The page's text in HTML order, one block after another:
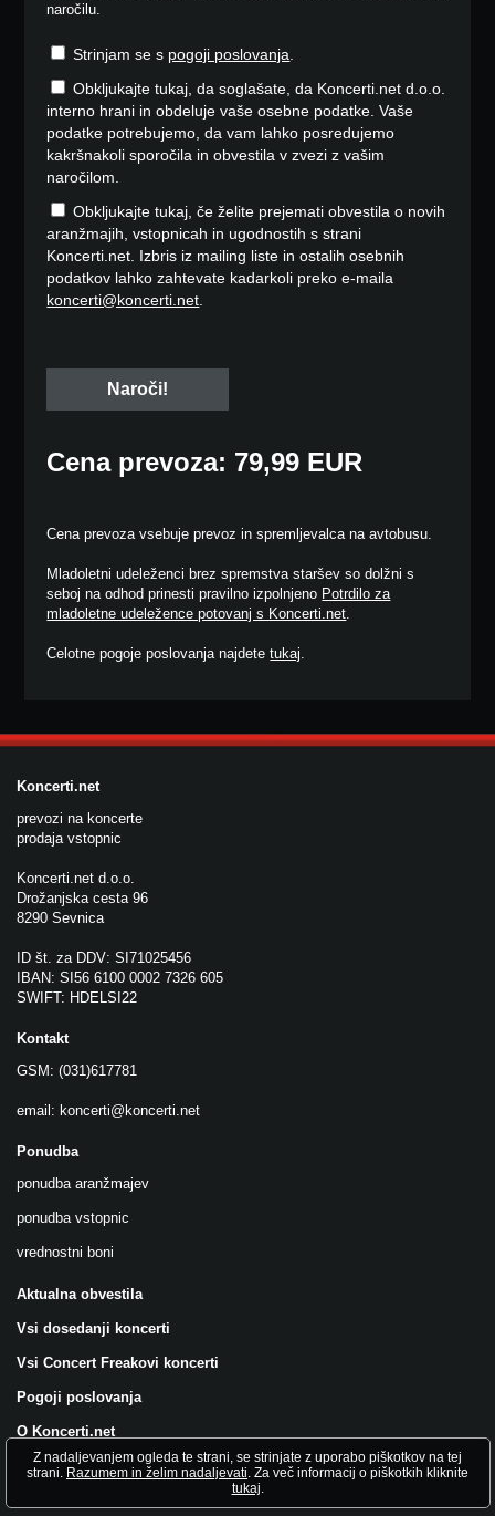
naročilu.
Strinjam se s pogoji poslovanja.
Obkljukajte tukaj, da soglašate, da Koncerti.net d.o.o.
interno hrani in obdeluje vaše osebne podatke. Vaše
podatke potrebujemo, da vam lahko posredujemo
kakršnakoli sporočila in obvestila v zvezi z vašim
naročilom.
Obkljukajte tukaj, če želite prejemati obvestila o novih
aranžmajih, vstopnicah in ugodnostih s strani
Koncerti.net. Izbris iz mailing liste in ostalih osebnih
podatkov lahko zahtevate kadarkoli preko e-maila
koncerti@koncerti.net.
Cena prevoza: 79,99 EUR
Cena prevoza vsebuje prevoz in spremljevalca na avtobusu.
Mladoletni udeleženci brez spremstva staršev so dolžni s
seboj na odhod prinesti pravilno izpolnjeno Potrdilo za
mladoletne udeležence potovanj s Koncerti.net.
Celotne pogoje poslovanja najdetetukaj.
Koncerti.net
prevozi na koncerte
prodaja vstopnic
Koncerti.net d.o.o.
Drožanjska cesta 96
8290 Sevnica
ID št. za DDV: SI71025456
IBAN: SI56 6100 0002 7326 605
SWIFT: HDELSI22
Kontakt
GSM: (031)617781
email: koncerti@koncerti.net
Ponudba
ponudba aranžmajev
ponudba vstopnic
vrednostni boni
Aktualna obvestila
Vsi dosedanji koncerti
Vsi Concert Freakovi koncerti
Pogoji poslovanja
O Koncerti.net
Všečkajte nas na FB!
Z nadaljevanjem ogleda te strani, se strinjate z uporabo piškotkov na tej
strani. Razumem in želim nadaljevati. Za več informacij o piškotkih kliknite
tukaj.